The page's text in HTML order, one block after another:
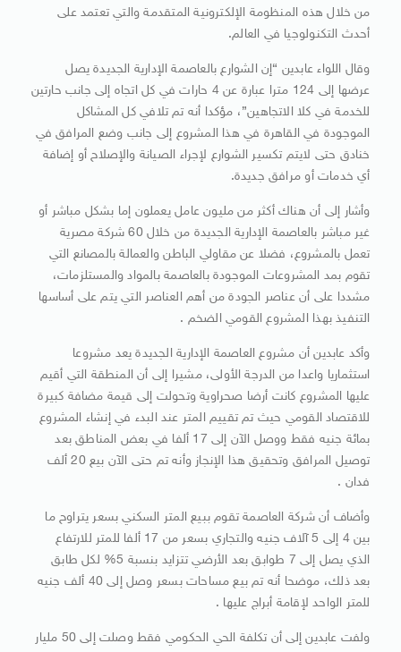
من خلال هذه المنظومة الإلكترونية المتقدمة والتي تعتمد على
أحدث التكنولوجيا في العالم.
وقال اللواء عابدين “إن الشوارع بالعاصمة الإدارية الجديدة يصل
عرضها إلى 124 مترا عبارة عن 4 حارات في كل اتجاه إلى جانب حارتين
للخدمة في كلا الاتجاهين”، مؤكدا أنه تم تلافي كل المشاكل
الموجودة في القاهرة في هذا المشروع إلى جانب وضع المرافق في
خنادق حتى لايتم تكسير الشوارع لإجراء الصيانة والإصلاح أو إضافة
أي خدمات أو مرافق جديدة.
وأشار إلى أن هناك أكثر من مليون عامل يعملون إما بشكل مباشر أو
غير مباشر بالعاصمة الإدارية الجديدة من خلال 60 شركة مصرية
تعمل بالمشروع، فضلا عن مقاولي الباطن والعمالة بالمصانع التي
تقوم بمد المشروعات الموجودة بالعاصمة بالمواد والمستلزمات،
مشددا على أن عناصر الجودة من أهم العناصر التي يتم على أساسها
التنفيذ بهذا المشروع القومي الضخم .
وأكد عابدين أن مشروع العاصمة الإدارية الجديدة يعد مشروعا
استثماريا واعدا من الدرجة الأولى، مشيرا إلى أن المنطقة التي أقيم
عليها المشروع كانت أرضا صحراوية وتحولت إلى قيمة مضافة كبيرة
للاقتصاد القومي حيث تم تقييم المتر عند البدء في إنشاء المشروع
بمائة جنيه فقط ووصل الآن إلى 17 ألفا في بعض المناطق بعد
توصيل المرافق وتحقيق هذا الإنجاز وأنه تم حتى الآن بيع 20 ألف
فدان .
وأضاف أن شركة العاصمة تقوم ببيع المتر السكني بسعر يتراوح ما
بين 4 إلى 5 آلاف جنيه والتجاري بسعر من 17 ألفا للمتر للارتفاع
الذي يصل إلى 7 طوابق بعد الأرضي تتزايد بنسبة 5% لكل طابق
بعد ذلك، موضحا أنه تم بيع مساحات بسعر وصل إلى 40 ألف جنيه
للمتر الواحد لإقامة أبراج عليها .
ولفت عابدين إلى أن تكلفة الحي الحكومي فقط وصلت إلى 50 مليار